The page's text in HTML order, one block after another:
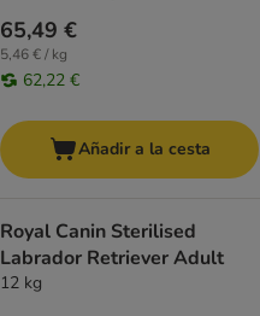
65,49 €
5,46 € / kg
62,22 €
Añadir a la cesta
Royal Canin Sterilised
Labrador Retriever Adult
12 kg